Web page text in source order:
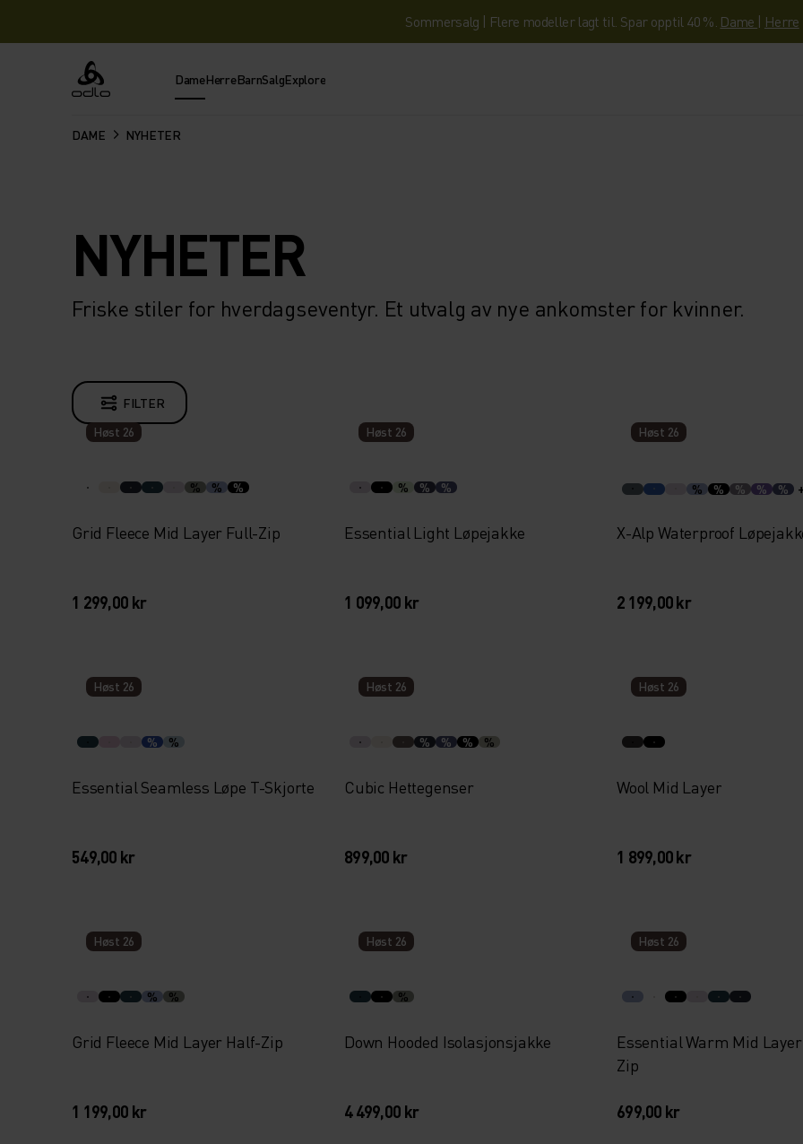
Sommersalg | Flere modeller lagt til. Spar opptil 40 %. Dame | Herre
Odlo DameHerreBarnSalgExplore
DAME NYHETER
NYHETER
Friske stiler for hverdagseventyr. Et utvalg av nye ankomster for kvinner.
FILTER
Høst 26
% % %
Grid Fleece Mid Layer Full-Zip
1 299,00 kr
Høst 26
% % %
Essential Light Løpejakke
1 099,00 kr
Høst 26
% % % % %
X-Alp Waterproof
2 199,00 kr
Høst 26
% %
Essential Seamless Løpe T-Skjorte
549,00 kr
Høst 26
% % % %
Cubic Hettegenser
899,00 kr
Høst 26
Wool Mid Layer
1 899,00 kr
Høst 26
% %
Grid Fleece Mid Layer Half-Zip
1 199,00 kr
Høst 26
%
Down Hooded Isolasjonsjakke
4 499,00 kr
Høst 26
Essential Warm Mid
Zip
699,00 kr